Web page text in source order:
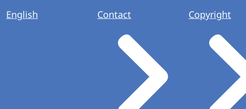
English Contact Copyright